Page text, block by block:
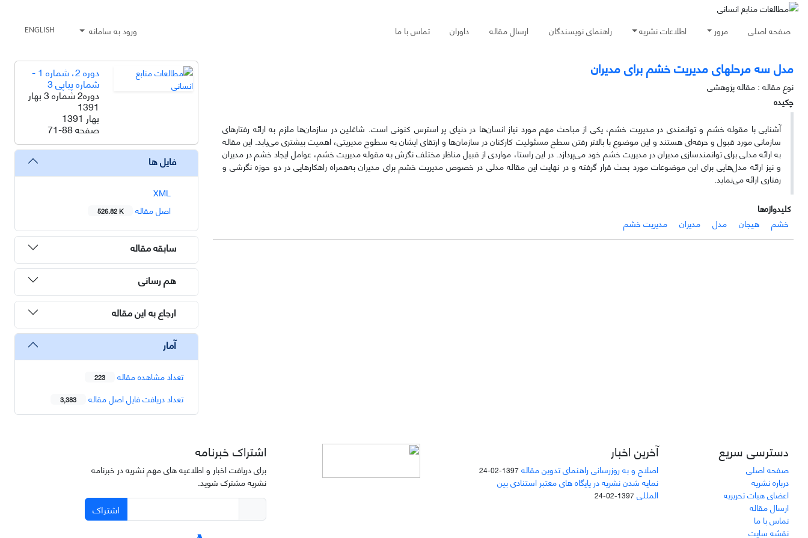
صفحه اصلی مرور اطلاعات نشریه راهنمای نویسندگان ارسال مقاله داوران تماس با ما ورود به سامانه ENGLISH
مدل سه مرحلهای مدیریت خشم برای مدیران
نوع مقاله : مقاله پژوهشی
چکیده
آشنایی با مقوله خشم و توانمندی در مدیریت خشم، یکی از مباحث مهم مورد نیاز انسان‌ها در دنیای پر استرس کنونی است. شاغلین در سازمان‌ها ملزم به ارائه رفتارهای
سازمانی مورد قبول و حرفه‌ای هستند و این موضوع با بالاتر رفتن سطح مسئولیت کارکنان در سازمان‌ها و ارتقای ایشان به سطوح مدیریتی، اهمیت بیشتری می‌یابد. این مقاله
به ارائه مدلی برای توانمندسازی مدیران در مدیریت خشم خود می‌پردازد. در این راستا، مواردی از قبیل مناظر مختلف نگرش به مقوله مدیریت خشم، عوامل ایجاد خشم در مدیران
و نیز ارائه مدل‌هایی برای این موضوعات مورد بحث قرار گرفته و در نهایت این مقاله مدلی در خصوص مدیریت خشم برای مدیران به‌همراه راهکارهایی در دو حوزه نگرشی و
رفتاری ارائه می‌نماید.
کلیدواژه‌ها
خشم
هیجان مدل مدیران مدیریت خشم
دوره 2، شماره 1 -
شماره پیاپی 3
دوره2 شماره 3 بهار
1391
بهار 1391
صفحه71-88
فایل ها
XML
اصل مقاله
526.82 K
سابقه مقاله
هم رسانی
ارجاع به این مقاله
آمار
تعداد مشاهده مقاله 223
تعداد دریافت فایل اصل مقاله 3,383
دسترسی سریع
صفحه اصلی
درباره نشریه
اعضای هیات تحریریه
ارسال مقاله
تماس با ما
نقشه سایت
آخرین اخبار
اصلاح و به روزرسانی راهنمای تدوین مقاله 1397-02-24
نمایه شدن نشریه در پایگاه های معتبر استنادی بین
المللی 1397-02-24
اشتراک خبرنامه
برای دریافت اخبار و اطلاعیه های مهم نشریه در خبرنامه
نشریه مشترک شوید.
اشتراک